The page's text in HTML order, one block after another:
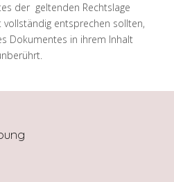
der geltenden Rechtslage
entsprechen sollten,
Dokumentes in ihrem Inhalt